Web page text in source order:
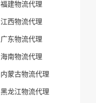
福建物流代理
江西物流代理
广东物流代理
海南物流代理
内蒙古物流代理
黑龙江物流代理